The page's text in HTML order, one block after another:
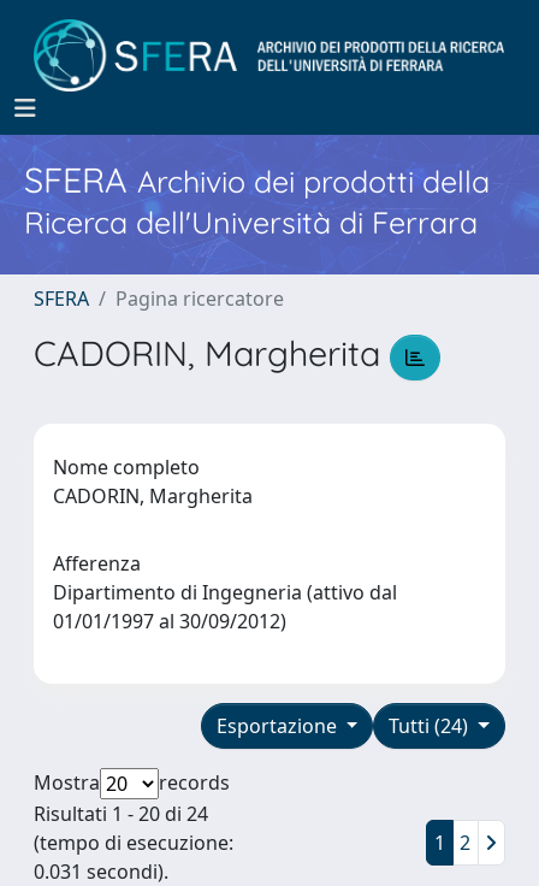
SFERA Archivio dei prodotti della
Ricerca dell'Università di Ferrara
SFERA Pagina ricercatore
CADORIN, Margherita
Nome completo
CADORIN, Margherita
Afferenza
Dipartimento di Ingegneria (attivo dal
01/01/1997 al 30/09/2012)
Tutti (24)
Esportazione
Mostra
records
Risultati 1 - 20 di 24
(tempo di esecuzione:
0.031 secondi).
1 2